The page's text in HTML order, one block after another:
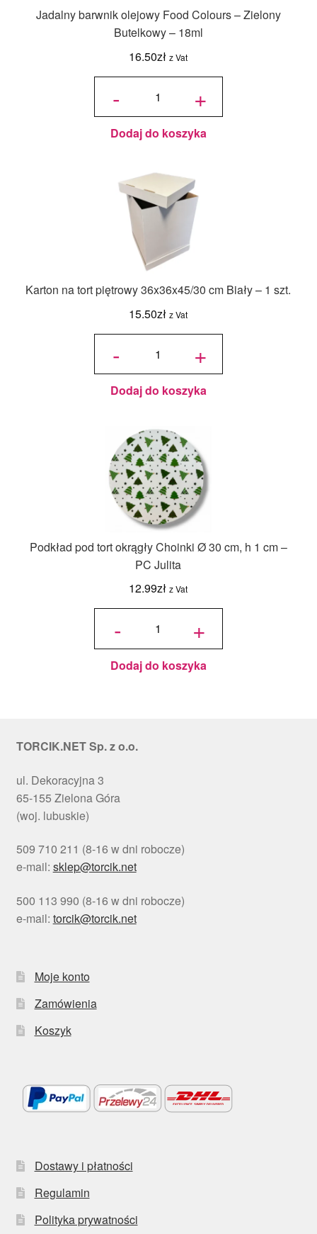
Jadalny barwnik olejowy Food Colours – Zielony
Butelkowy – 18ml
16.50zł z Vat
-
ilość
olejowy
Food
Colours -
Zielony
Butelkowy
+
Dodaj do koszyka
Karton na tort piętrowy 36x36x45/30 cm Biały – 1 szt.
15.50zł z Vat
-
ilość Karton
36x36x45/30
cm Biały - 1
szt. +
Dodaj do koszyka
Podkład pod tort okrągły Choinki Ø 30 cm, h 1 cm –
PC Julita
12.99zł z Vat
-
ilość
okrągły
Choinki
Ø 30
cm, h 1
cm - PC
+
Dodaj do koszyka
TORCIK.NET Sp. z o.o.
ul. Dekoracyjna 3
65-155 Zielona Góra
(woj. lubuskie)
509 710 211 (8-16 w dni robocze)
e-mail: sklep@torcik.net
500 113 990 (8-16 w dni robocze)
e-mail: torcik@torcik.net
Moje konto
Zamówienia
Koszyk
Dostawy i płatności
Regulamin
Polityka prywatności